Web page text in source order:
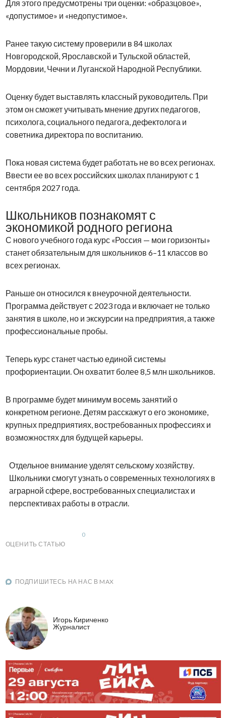
Для этого предусмотрены три оценки: «образцовое»,
«допустимое» и «недопустимое».
Ранее такую систему проверили в 84 школах
Новгородской, Ярославской и Тульской областей,
Мордовии, Чечни и Луганской Народной Республики.
Оценку будет выставлять классный руководитель. При
этом он сможет учитывать мнение других педагогов,
психолога, социального педагога, дефектолога и
советника директора по воспитанию.
Пока новая система будет работать не во всех регионах.
Ввести ее во всех российских школах планируют с 1
сентября 2027 года.
Школьников познакомят с
экономикой родного региона
С нового учебного года курс «Россия — мои горизонты»
станет обязательным для школьников 6–11 классов во
всех регионах.
Раньше он относился к внеурочной деятельности.
Программа действует с 2023 года и включает не только
занятия в школе, но и экскурсии на предприятия, а также
профессиональные пробы.
Теперь курс станет частью единой системы
профориентации. Он охватит более 8,5 млн школьников.
В программе будет минимум восемь занятий о
конкретном регионе. Детям расскажут о его экономике,
крупных предприятиях, востребованных профессиях и
возможностях для будущей карьеры.
Отдельное внимание уделят сельскому хозяйству.
Школьники смогут узнать о современных технологиях в
аграрной сфере, востребованных специалистах и
перспективах работы в отрасли.
ОЦЕНИТЬ СТАТЬЮ
0
ПОДПИШИТЕСЬ НА НАС В MAX
Игорь Кириченко
Журналист